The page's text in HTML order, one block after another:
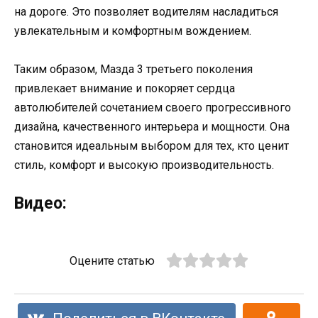
на дороге. Это позволяет водителям насладиться
увлекательным и комфортным вождением.
Таким образом, Мазда 3 третьего поколения
привлекает внимание и покоряет сердца
автолюбителей сочетанием своего прогрессивного
дизайна, качественного интерьера и мощности. Она
становится идеальным выбором для тех, кто ценит
стиль, комфорт и высокую производительность.
Видео:
Оцените статью